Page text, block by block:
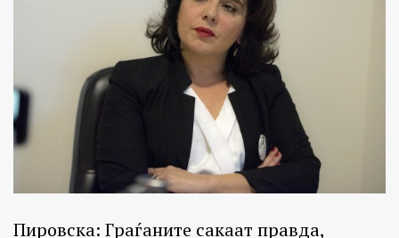
Пировска: Граѓаните сакаат правда,